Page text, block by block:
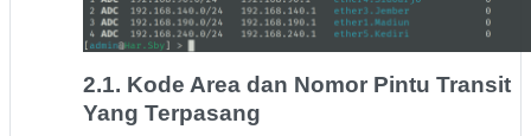
2.1. Kode Area dan Nomor Pintu Transit
Yang Terpasang